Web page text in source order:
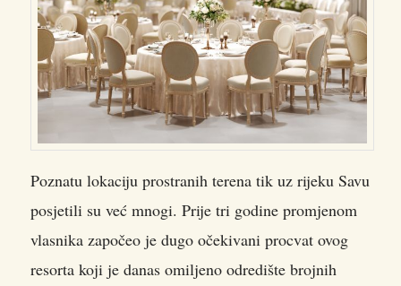
Poznatu lokaciju prostranih terena tik uz rijeku Savu
posjetili su već mnogi. Prije tri godine promjenom
vlasnika započeo je dugo očekivani procvat ovog
resorta koji je danas omiljeno odredište brojnih